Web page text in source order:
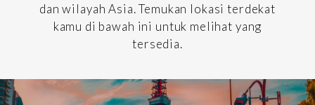
dan wilayah Asia. Temukan lokasi terdekat
kamu di bawah ini untuk melihat yang
tersedia.